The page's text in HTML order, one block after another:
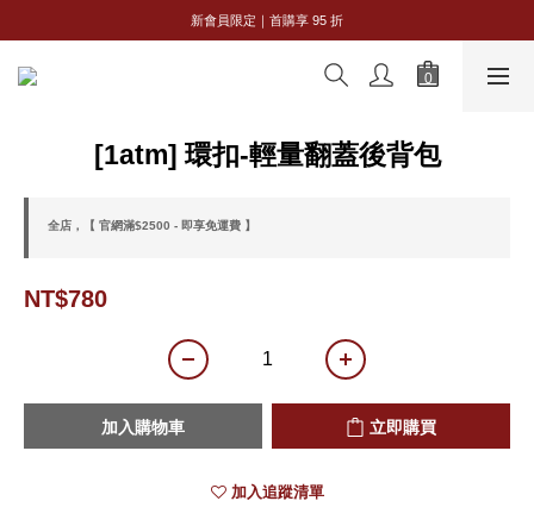
全館購物滿 NT$2,500｜享免運
新會員限定｜首購享 95 折
全館購物滿 NT$2,500｜享免運
[1atm] 環扣-輕量翻蓋後背包
全店，【 官網滿$2500 - 即享免運費 】
NT$780
加入購物車 立即購買
加入追蹤清單